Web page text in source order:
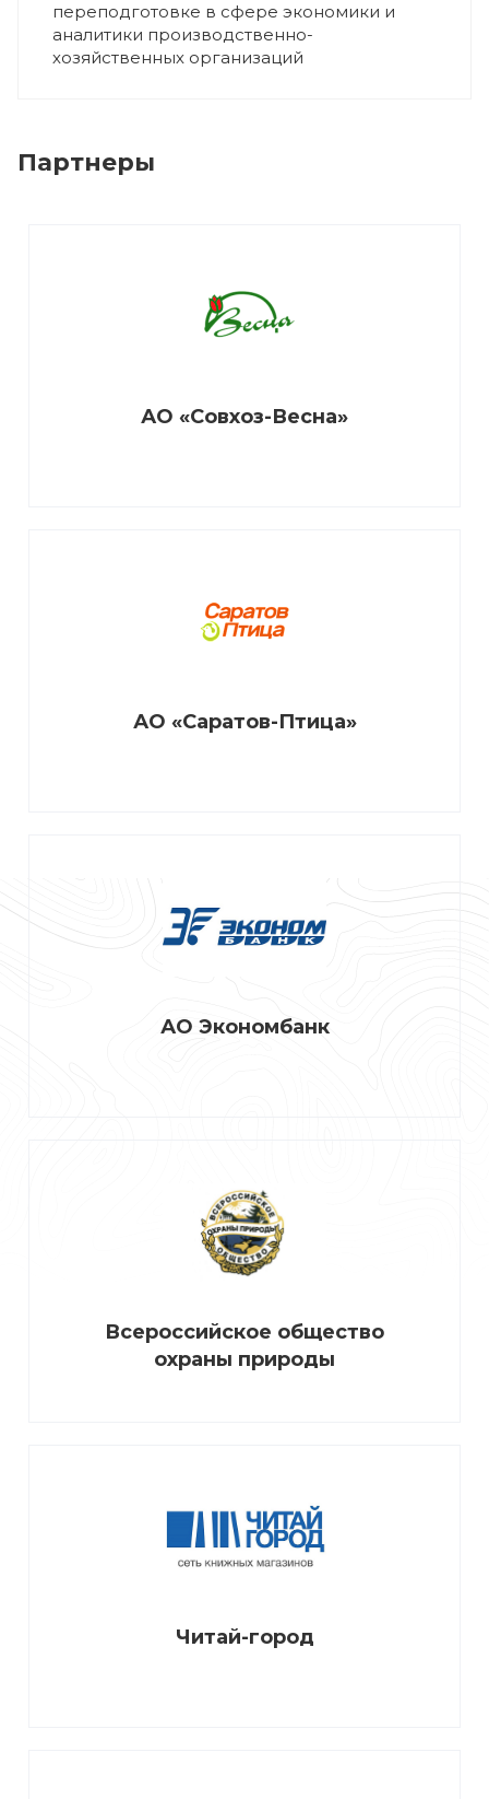
переподготовке в сфере экономики и
аналитики производственно-
хозяйственных организаций
Партнеры
АО «Совхоз-Весна»
АО «Саратов-Птица»
АО Экономбанк
Всероссийское общество
охраны природы
Читай-город